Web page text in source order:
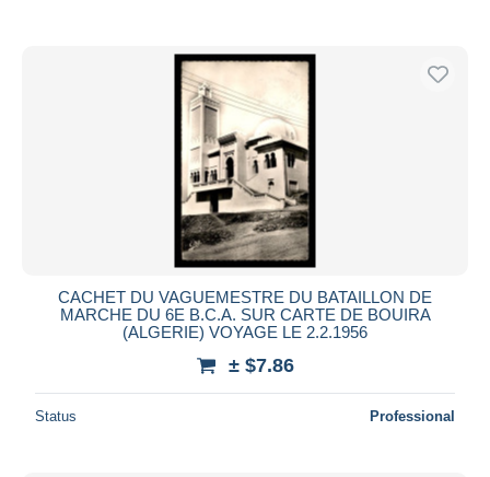
CACHET DU VAGUEMESTRE DU BATAILLON DE
MARCHE DU 6E B.C.A. SUR CARTE DE BOUIRA
(ALGERIE) VOYAGE LE 2.2.1956
± $7.86
Status Professional